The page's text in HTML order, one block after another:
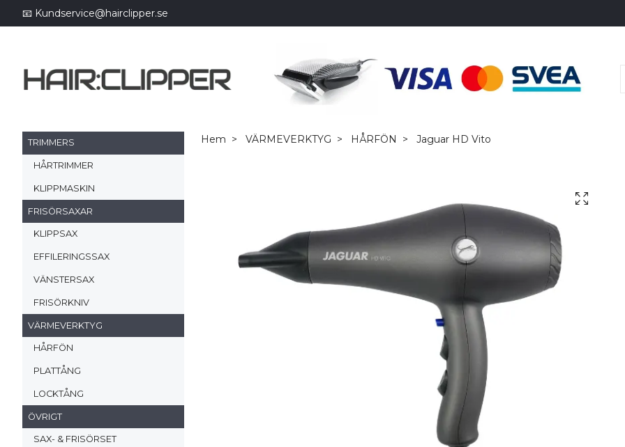
📧 Kundservice@hairclipper.se
TRIMMERS
HÅRTRIMMER
KLIPPMASKIN
FRISÖRSAXAR
KLIPPSAX
EFFILERINGSSAX
VÄNSTERSAX
FRISÖRKNIV
VÄRMEVERKTYG
HÅRFÖN
PLATTÅNG
LOCKTÅNG
ÖVRIGT
SAX- & FRISÖRSET
Hem VÄRMEVERKTYG HÅRFÖN Jaguar HD Vito